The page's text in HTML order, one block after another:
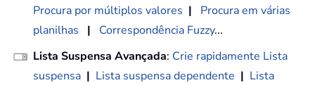
Procura por múltiplos valores |
Procura em várias
planilhas
| Correspondência Fuzzy...
Lista Suspensa Avançada: Crie rapidamente Lista
suspensa | Lista suspensa dependente | Lista